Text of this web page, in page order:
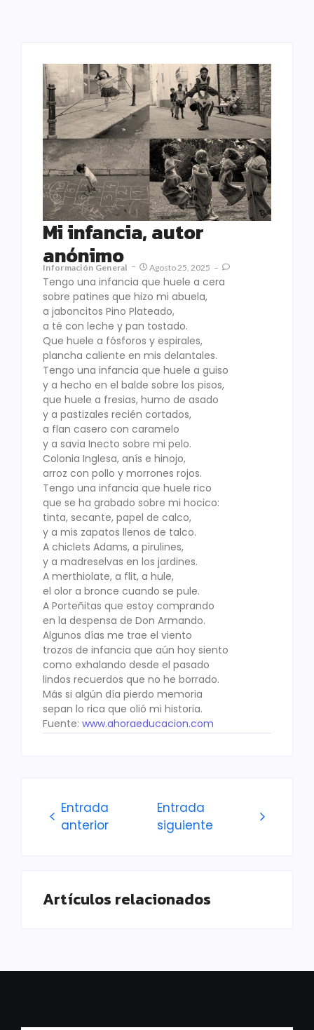
Mi infancia, autor
anónimo
Información General Agosto 25, 2025
Tengo una infancia que huele a cera
sobre patines que hizo mi abuela,
a jaboncitos Pino Plateado,
a té con leche y pan tostado.
Que huele a fósforos y espirales,
plancha caliente en mis delantales.
Tengo una infancia que huele a guiso
y a hecho en el balde sobre los pisos,
que huele a fresias, humo de asado
y a pastizales recién cortados,
a flan casero con caramelo
y a savia Inecto sobre mi pelo.
Colonia Inglesa, anís e hinojo,
arroz con pollo y morrones rojos.
Tengo una infancia que huele rico
que se ha grabado sobre mi hocico:
tinta, secante, papel de calco,
y a mis zapatos llenos de talco.
A chiclets Adams, a pirulines,
y a madreselvas en los jardines.
A merthiolate, a flit, a hule,
el olor a bronce cuando se pule.
A Porteñitas que estoy comprando
en la despensa de Don Armando.
Algunos días me trae el viento
trozos de infancia que aún hoy siento
como exhalando desde el pasado
lindos recuerdos que no he borrado.
Más si algún día pierdo memoria
sepan lo rica que olió mi historia.
Fuente: www.ahoraeducacion.com
Entrada
anterior
Entrada
siguiente
Artículos relacionados